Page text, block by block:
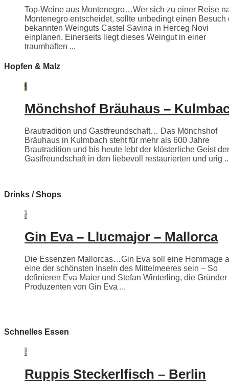
Top-Weine aus Montenegro…Wer sich zu einer Reise
Montenegro entscheidet, sollte unbedingt einen Besuch
bekannten Weinguts Castel Savina in Herceg Novi
einplanen. Einerseits liegt dieses Weingut in einer
traumhaften ...
Hopfen & Malz
Mönchshof Bräuhaus –
Brautradition und Gastfreundschaft… Das Mönchshof
Bräuhaus in Kulmbach steht für mehr als 600 Jahre
Brautradition und bis heute lebt der klösterliche Geist der
Gastfreundschaft in den liebevoll restaurierten und urig
Drinks / Shops
Gin Eva – Llucmajor – Mallorca
Die Essenzen Mallorcas…Gin Eva soll eine Hommage
eine der schönsten Inseln des Mittelmeeres sein – So
definieren Eva Maier und Stefan Winterling, die Gründer
Produzenten von Gin Eva ...
Schnelles Essen
Ruppis Steckerlfisch – Berlin